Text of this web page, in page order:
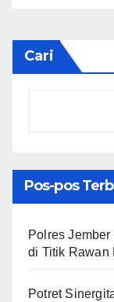
Cari
Pos-pos
Polres
di Titik Rawan
​Potret